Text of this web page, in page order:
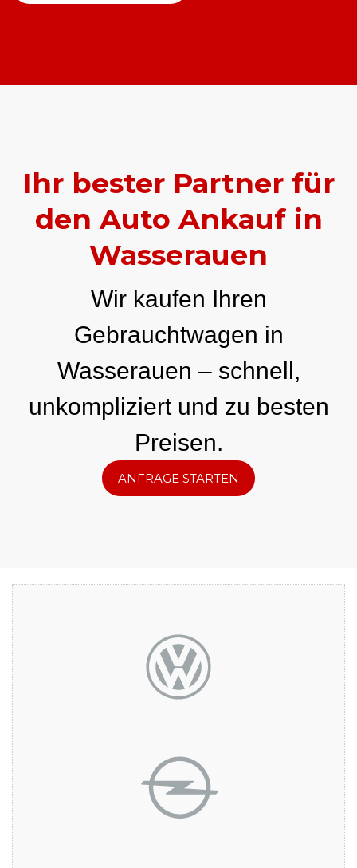
Ihr bester Partner für
den Auto Ankauf in
Wasserauen
Wir kaufen Ihren
Gebrauchtwagen in
Wasserauen – schnell,
unkompliziert und zu besten
Preisen.
ANFRAGE STARTEN